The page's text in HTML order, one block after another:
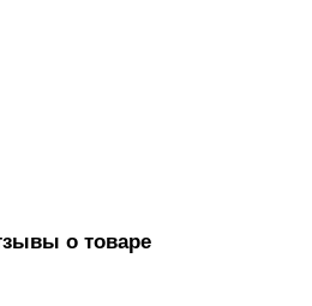
о товаре